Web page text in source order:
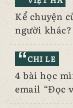
Kể chuyện
người khác?
CHI LE
4 bài học
email “Đọc